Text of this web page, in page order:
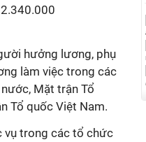
hưởng lương, phụ
làm việc trong các
Mặt trận Tổ
Tổ quốc Việt Nam.
vụ trong các tổ chức